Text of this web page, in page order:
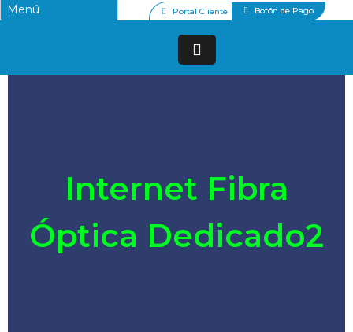
Portal Cliente Botón de Pago
Internet Fibra
Óptica Dedicado2